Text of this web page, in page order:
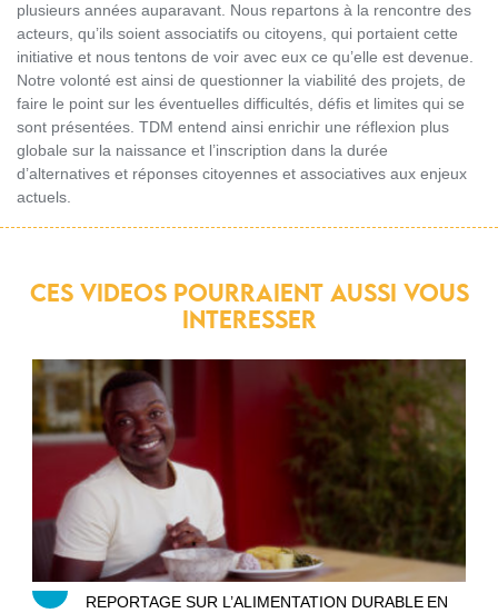
plusieurs années auparavant. Nous repartons à la rencontre des
acteurs, qu’ils soient associatifs ou citoyens, qui portaient cette
initiative et nous tentons de voir avec eux ce qu’elle est devenue.
Notre volonté est ainsi de questionner la viabilité des projets, de
faire le point sur les éventuelles difficultés, défis et limites qui se
sont présentées. TDM entend ainsi enrichir une réflexion plus
globale sur la naissance et l’inscription dans la durée
d’alternatives et réponses citoyennes et associatives aux enjeux
actuels.
CES VIDEOS POURRAIENT AUSSI VOUS
INTERESSER
Kirungi - L’alimentation durable en Ouganda
REPORTAGE SUR L’ALIMENTATION DURABLE EN